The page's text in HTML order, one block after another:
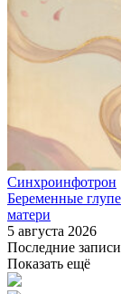
Синхроинфотрон
Беременные
матери
5 августа 2026
Последние записи
Показать ещё